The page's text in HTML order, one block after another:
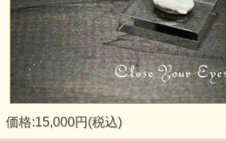
価格:15,000円(税込)